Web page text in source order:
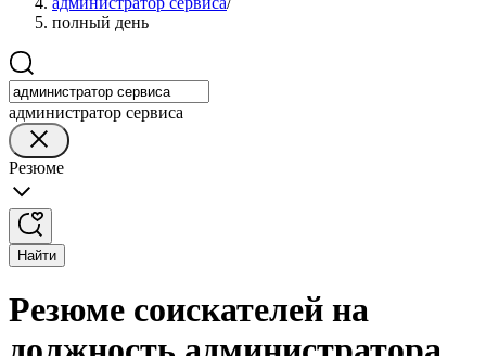
полный день
администратор сервиса
Резюме
Найти
Резюме соискателей на